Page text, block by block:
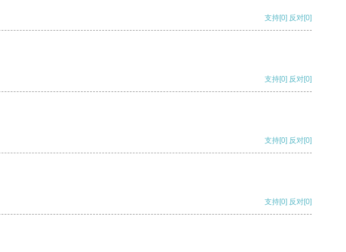
支持[0] 反对[0]
支持[0] 反对[0]
支持[0] 反对[0]
支持[0] 反对[0]